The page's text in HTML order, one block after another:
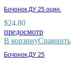
Бочонок ДУ 25 оцин.
$24.80
предосмотр
В корзинуСравнить
Бочонок ДУ 25